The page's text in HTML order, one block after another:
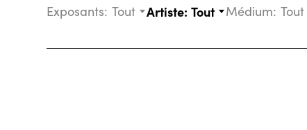
Exposants: Tout Artiste: Tout Médium: Tout